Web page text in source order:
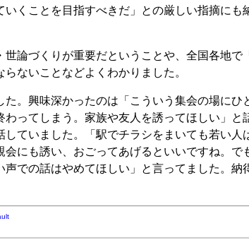
くことを目指すべきだ」との厳しい指摘にも
論づくりが重要だということや、全国各地で
ないことなどよくわかりました。
。興味深かったのは「こういう集会の場にひ
ってしまう。家族や友人を誘ってほしい」と
ていました。「駅でチラシをまいても若い人
にも誘い、おごってあげるといいですね。で
声での話はやめてほしい」と言ってました。納